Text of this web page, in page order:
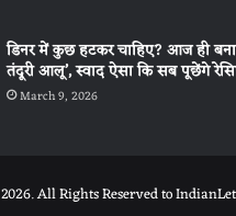
डिनर में कुछ हटकर चाहिए? आज ही
तंदूरी आलू’, स्वाद ऐसा कि सब पूछेंगे
March 9, 2026
All Rights Reserved to